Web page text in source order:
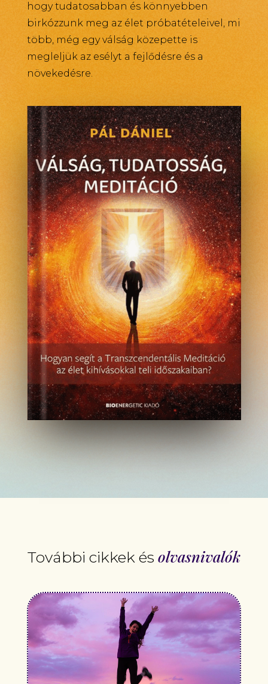
hogy tudatosabban és könnyebben
birkózzunk meg az élet próbatételeivel, mi
több, még egy válság közepette is
megleljük az esélyt a fejlődésre és a
növekedésre.
További cikkek és olvasnivalók